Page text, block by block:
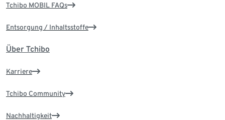
Tchibo MOBIL FAQs
Entsorgung / Inhaltsstoffe
Über Tchibo
Karriere
Tchibo Community
Nachhaltigkeit